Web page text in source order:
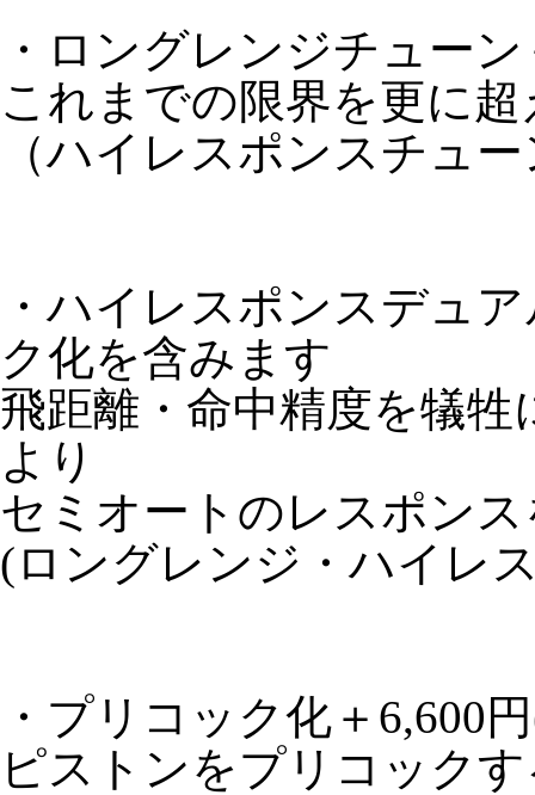
・ロングレンジチュー
これまでの限界を更に
（ハイレスポンスチュ
・ハイレスポンスデュ
ク化を含みます
飛距離・命中精度を犠
より
セミオートのレスポン
(ロングレンジ・ハイレ
・プリコック化＋6,600
ピストンをプリコック